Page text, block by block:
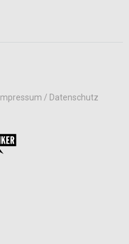
Impressum / Datenschutz